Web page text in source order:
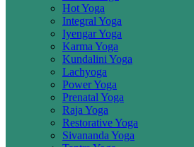
Hot Yoga
Integral Yoga
Iyengar Yoga
Karma Yoga
Kundalini Yoga
Lachyoga
Power Yoga
Prenatal Yoga
Raja Yoga
Restorative Yoga
Sivananda Yoga